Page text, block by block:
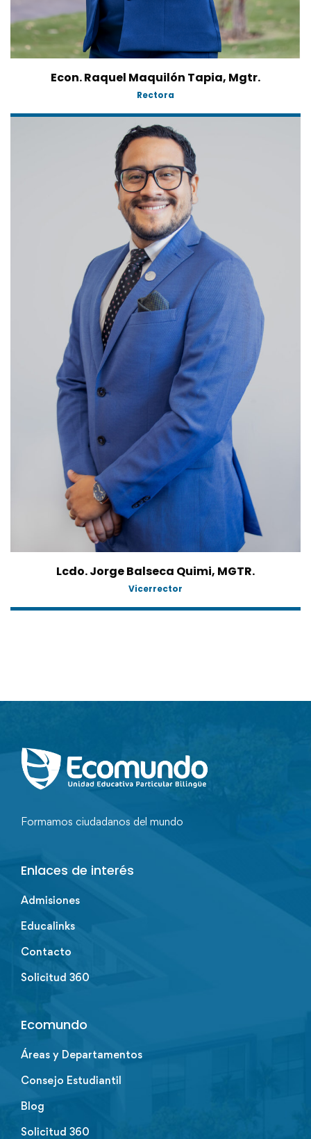
Econ. Raquel Maquilón Tapia, Mgtr.
Rectora
Lcdo. Jorge Balseca Quimi, MGTR.
Vicerrector
Formamos ciudadanos del mundo
Enlaces de interés
Admisiones
Educalinks
Contacto
Solicitud 360
Ecomundo
Áreas y Departamentos
Consejo Estudiantil
Blog
Solicitud 360